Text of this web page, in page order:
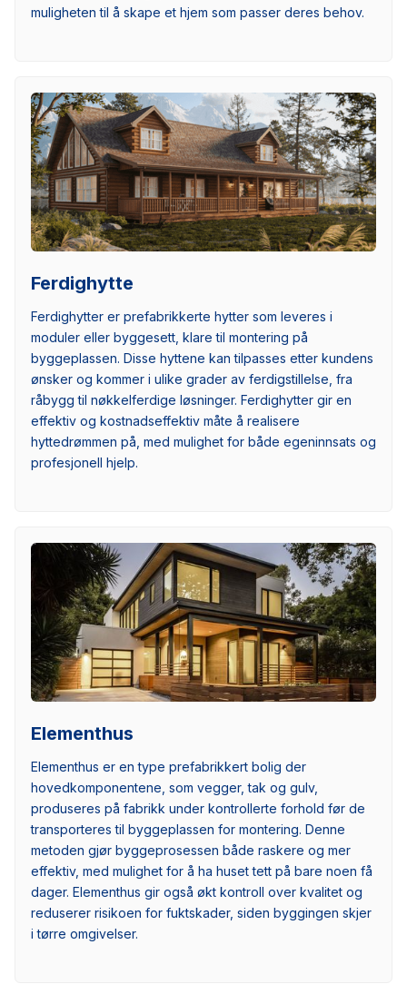
muligheten til å skape et hjem som passer deres behov.
Ferdighytte
Ferdighytter er prefabrikkerte hytter som leveres i
moduler eller byggesett, klare til montering på
byggeplassen. Disse hyttene kan tilpasses etter kundens
ønsker og kommer i ulike grader av ferdigstillelse, fra
råbygg til nøkkelferdige løsninger. Ferdighytter gir en
effektiv og kostnadseffektiv måte å realisere
hyttedrømmen på, med mulighet for både egeninnsats og
profesjonell hjelp.
Elementhus
Elementhus er en type prefabrikkert bolig der
hovedkomponentene, som vegger, tak og gulv,
produseres på fabrikk under kontrollerte forhold før de
transporteres til byggeplassen for montering. Denne
metoden gjør byggeprosessen både raskere og mer
effektiv, med mulighet for å ha huset tett på bare noen få
dager. Elementhus gir også økt kontroll over kvalitet og
reduserer risikoen for fuktskader, siden byggingen skjer
i tørre omgivelser.